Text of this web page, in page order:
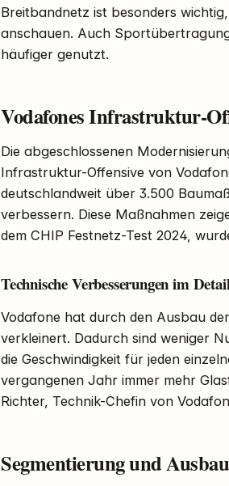
Breitbandnetz ist besonders
anschauen. Auch
häufiger genutzt.
Vodafones Infrastruktur-
Die abgeschlossenen
Infrastruktur-Offensive von
deutschlandweit über 3.500
verbessern. Diese Maßnahmen
dem CHIP Festnetz-Test 2024,
Technische Verbesserungen im
Vodafone hat durch den Ausbau
verkleinert. Dadurch sind weniger
die Geschwindigkeit für jeden
vergangenen Jahr immer mehr
Richter, Technik-Chefin von
Segmentierung und